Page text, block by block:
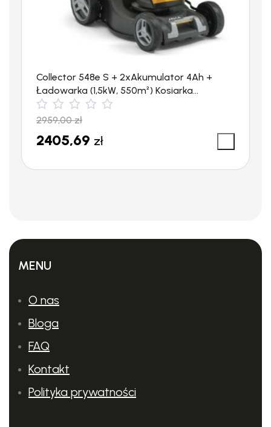
Zamiatarka posiadaregulowane szczotki, za pomocą
można ustawić jedną z ośmiu wysokości pracy
Collector 548e S + 2xAkumulator 4Ah +
Ładowarka (1,5kW, 550m²) Kosiarka
akumulatorowa STIGA
2959,00zł
2405,69 zł
MENU
O nas
Bloga
FAQ
Kontakt
Polityka prywatności